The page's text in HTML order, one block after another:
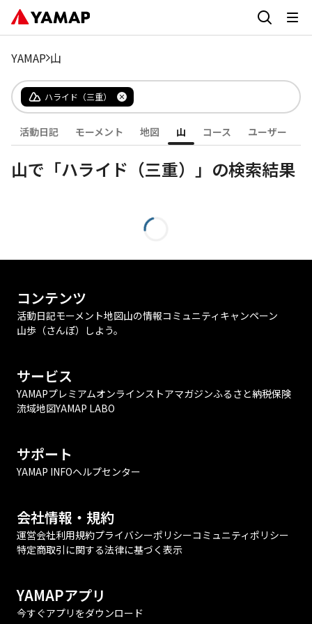
YAMAP 山
ハライド（三重）
活動日記 モーメント 地図 山 コース ユーザー
山で「ハライド（三重）」の検索結果
コンテンツ
活動日記モーメント地図山の情報コミュニティ キャンペーン
山歩（さんぽ）しよう。
サービス
YAMAPプレミアムオンラインストアマガジンふるさと納税保険
流域地図YAMAP LABO
サポート
YAMAP INFOヘルプセンター
会社情報・規約
運営会社利用規約プライバシーポリシーコミュニティポリシー
特定商取引に関する法律に基づく表示
YAMAPアプリ
今すぐアプリをダウンロード